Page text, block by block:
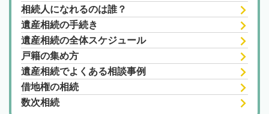
相続人になれるのは誰？
遺産相続の手続き
遺産相続の全体スケジュール
戸籍の集め方
遺産相続でよくある相談事例
借地権の相続
数次相続